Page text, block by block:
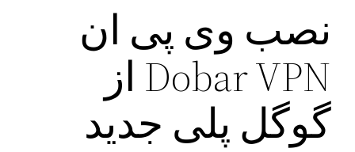
نصب وی پی ان
Dobar VPN از
گوگل پلی جدید